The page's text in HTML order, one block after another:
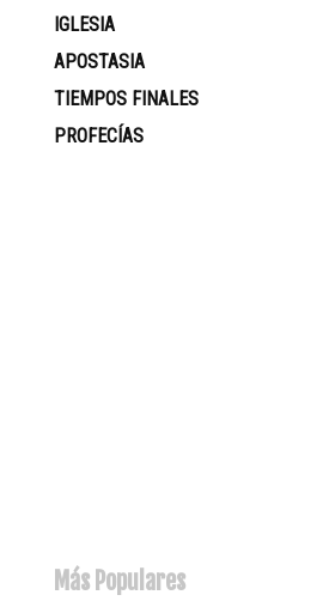
IGLESIA
APOSTASIA
TIEMPOS FINALES
PROFECÍAS
Más Populares